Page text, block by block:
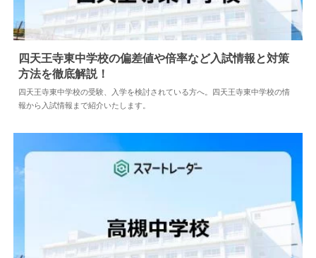
中学情報 2024.04.02
四天王寺東中学校の偏差値や倍率など入試情報と対策
方法を徹底解説！
四天王寺東中学校の受験、入学を検討されている方へ。四天王寺東中学校の情
報から入試情報まで紹介いたします。